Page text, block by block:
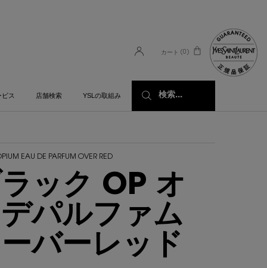
カート 0
0 カート内の製品
ス 店舗検索 YSLの取組み 検索...
EAU DE PARFUM OVER RED
ック OP オ
パルファム
バーレッド